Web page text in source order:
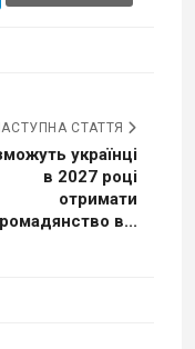
СТАТТЯ
українці
в 2027 році
отримати
в...